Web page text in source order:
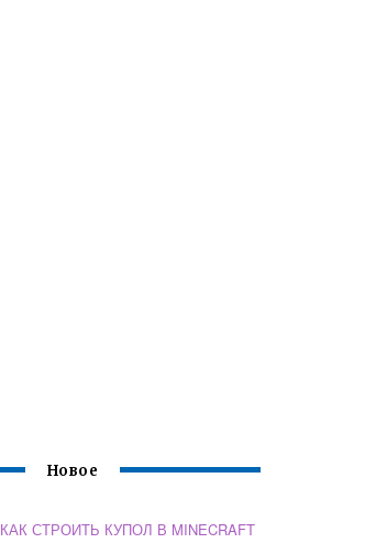
Новое
КАК СТРОИТЬ КУПОЛ В MINECRAFT